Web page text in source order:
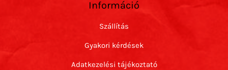
Információ
Szállítás
Gyakori kérdések
Adatkezelési tájékoztató